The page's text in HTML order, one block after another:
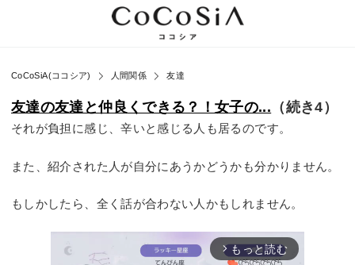
CoCoSiA(ココシア) 人間関係 友達
友達の友達と仲良くできる？！女子の... （続き4）
それが負担に感じ、辛いと感じる人も居るのです。
また、紹介された人が自分にあうかどうかも分かりません。
もしかしたら、全く話が合わない人かもしれません。
arrow_forward_ios もっと読む